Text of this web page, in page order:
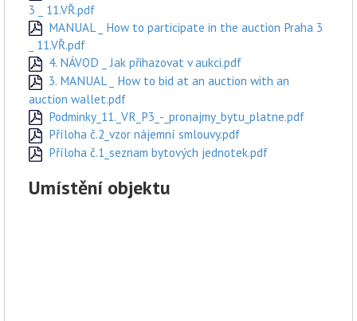
3 _ 11.VŘ.pdf
MANUAL _ How to participate in the auction Praha 3
_ 11.VŘ.pdf
4. NÁVOD _ Jak přihazovat v aukci.pdf
3. MANUAL _ How to bid at an auction with an
auction wallet.pdf
Podminky_11._VR_P3_-_pronajmy_bytu_platne.pdf
Příloha č.2_vzor nájemní smlouvy.pdf
Příloha č.1_seznam bytových jednotek.pdf
Umístění objektu